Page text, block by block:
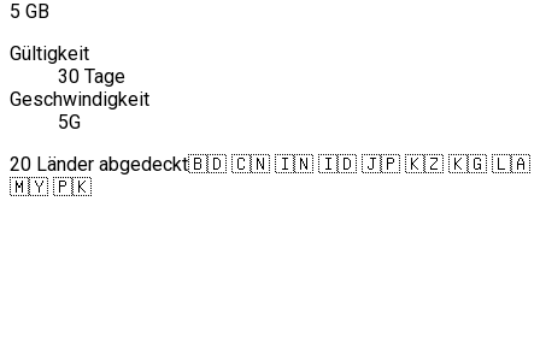
5 GB
Gültigkeit
30 Tage
Geschwindigkeit
5G
20 Länder abgedeckt🇧🇩 🇨🇳 🇮🇳 🇮🇩 🇯🇵 🇰🇿 🇰🇬 🇱🇦
🇲🇾 🇵🇰